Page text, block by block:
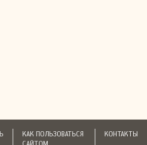
КАК ПОЛЬЗОВАТЬСЯ
КОНТАКТЫ